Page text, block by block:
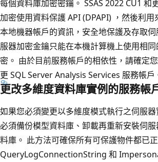
每個資料庫加密密鑰。 SSAS 2022 CU1 和
加密使用資料保護 API (DPAPI) ，然後利
本地機器帳戶的資訊，安全地保護及存取
服器加密金鑰只能在本機計算機上使用相
密。 由於目前服務帳戶的相依性，請確定
更 SQL Server Analysis Services 服務帳戶
更改多維度資料庫實例的服務帳
如果您必須變更以多維度模式執行之伺服
必須備份模型資料庫、卸載再重新安裝伺
料庫。 此方法可確保所有可保護物件都已
QueryLogConnectionString 和